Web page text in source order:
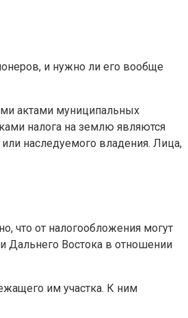
и нужно ли его вообще
актами муниципальных
налога на землю являются
наследуемого владения. Лица,
что от налогообложения могут
Дальнего Востока в отношении
им участка. К ним